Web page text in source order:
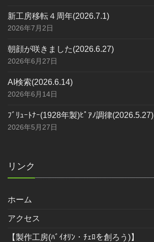
新工房移転４周年(2026.7.1)
2026年7月2日
朝顔が咲きました(2026.6.27)
2026年6月27日
AI検索(2026.6.14)
2026年6月14日
ﾌﾞﾘｭｰﾄﾅｰ(1928年製)ﾋﾟｱﾉ調律(2026.5.27)
2026年5月27日
リンク
ホーム
アクセス
【製作工房(ﾊﾞｲｵﾘﾝ・ﾁｪﾛを創ろう)】